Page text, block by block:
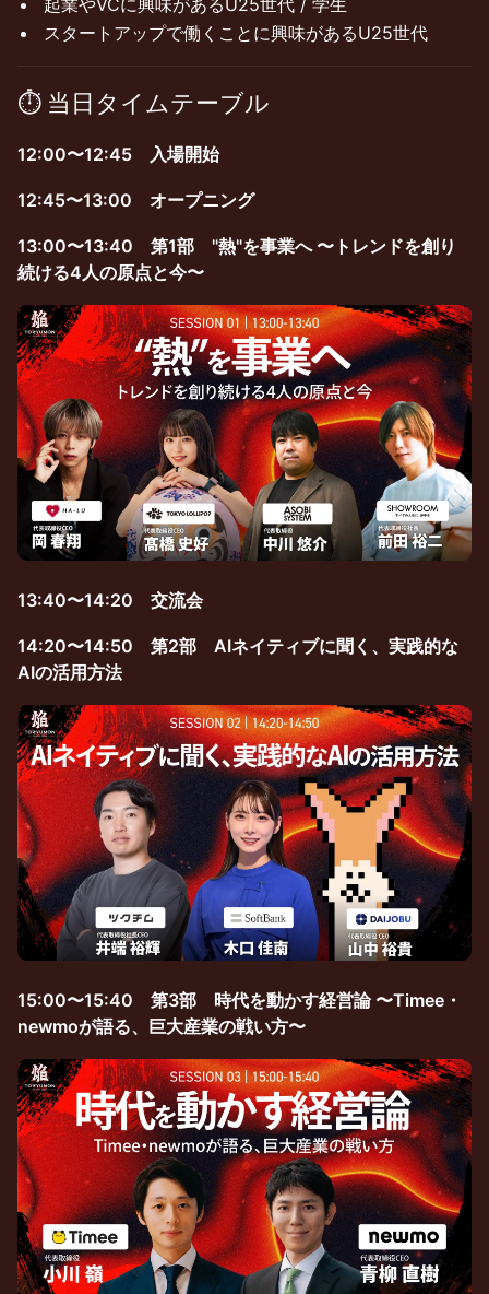
スタートアップで働くことに興味があるU25世代
​⏱ 当日タイムテーブル
12:00〜12:45 入場開始
12:45〜13:00 オープニング
13:00〜13:40 第1部 "熱"を事業へ 〜トレンドを創り
続ける4人の原点と今〜
13:40〜14:20 交流会
14:20〜14:50 第2部 AIネイティブに聞く、実践的な
AIの活用方法
15:00〜15:40 第3部 時代を動かす経営論 〜Timee・
newmoが語る、巨大産業の戦い方〜